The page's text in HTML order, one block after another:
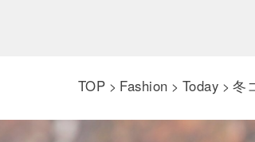
TOP > Fashion > Today > 冬